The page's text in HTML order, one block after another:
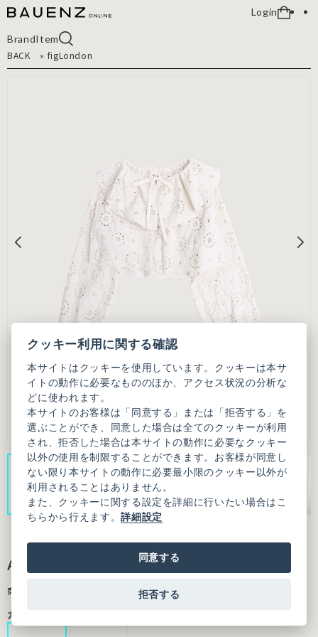
Login
BrandItem
BACK
» figLondon
Agnes bolero
商品番号：7001BL012261F02
カラー
クッキー利用に関する確認
本サイトはクッキーを使用しています。クッキーは本サ
イトの動作に必要なもののほか、アクセス状況の分析な
どに使われます。
本サイトのお客様は「同意する」または「拒否する」を
選ぶことができ、同意した場合は全てのクッキーが利用
され、拒否した場合は本サイトの動作に必要なクッキー
以外の使用を制限することができます。お客様が同意し
ない限り本サイトの動作に必要最小限のクッキー以外が
利用されることはありません。
また、クッキーに関する設定を詳細に行いたい場合はこ
ちらから行えます。詳細設定
同意する
拒否する